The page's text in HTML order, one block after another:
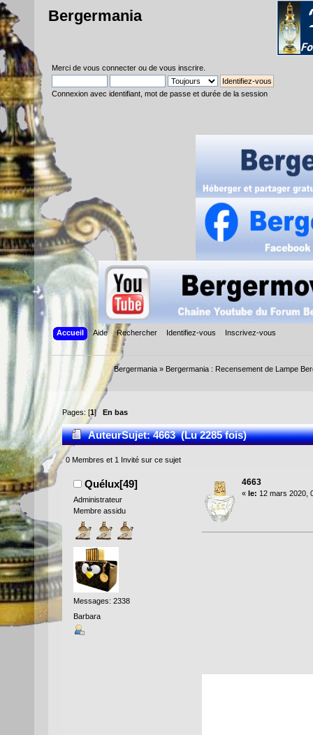
Bergermania
Merci de vous connecter ou de vous inscrire
Connexion avec identifiant, mot de passe et durée de la session
Accueil Aide Rechercher Identifiez-vous Inscrivez-vous
Bergermania» Bergermania : Recensement de Lampe
Pages: [1] En bas
AuteurSujet: 4663 (Lu 2285 fois)
0 Membres et 1 Invité sur ce sujet
Quélux[49]
Administrateur
Membre assidu
Messages: 2338
Barbara
4663
« le: 12 mars 2020,